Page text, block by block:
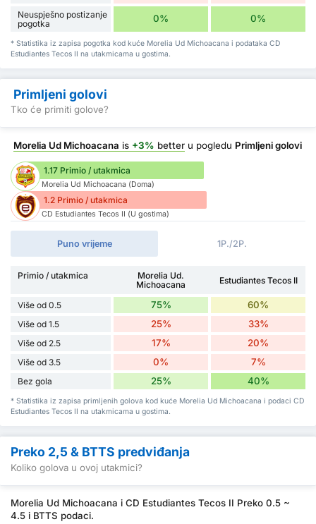
Neuspješno postizanje
pogotka
0% 0%
* Statistika iz zapisa pogotka kod kuće Morelia Ud Michoacana i podataka CD
Estudiantes Tecos II na utakmicama u gostima.
Primljeni golovi
Tko će primiti golove?
Morelia Ud Michoacana is +3% better u pogledu Primljeni golovi
1.17 Primio / utakmica
Morelia Ud Michoacana (Doma)
1.2 Primio / utakmica
CD Estudiantes Tecos II (U gostima)
Puno vrijeme 1P./2P.
Primio / utakmica
Morelia Ud.
Michoacana
Estudiantes Tecos II
Više od 0.5 75% 60%
Više od 1.5 25% 33%
Više od 2.5 17% 20%
Više od 3.5 0% 7%
Bez gola 25% 40%
* Statistika iz zapisa primljenih golova kod kuće Morelia Ud Michoacana i podaci CD
Estudiantes Tecos II na utakmicama u gostima.
Preko 2,5 & BTTS predviđanja
Koliko golova u ovoj utakmici?
Morelia Ud Michoacana i CD Estudiantes Tecos II Preko 0.5 ~
4.5 i BTTS podaci.